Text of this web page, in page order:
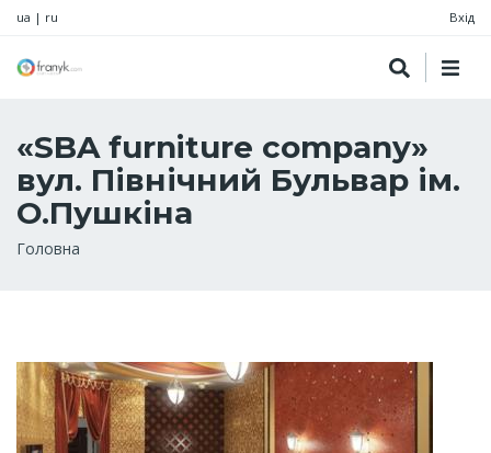
ua | ru Вхід
«SBA furniture company»
вул. Північний Бульвар ім.
О.Пушкіна
Рядок
Головна